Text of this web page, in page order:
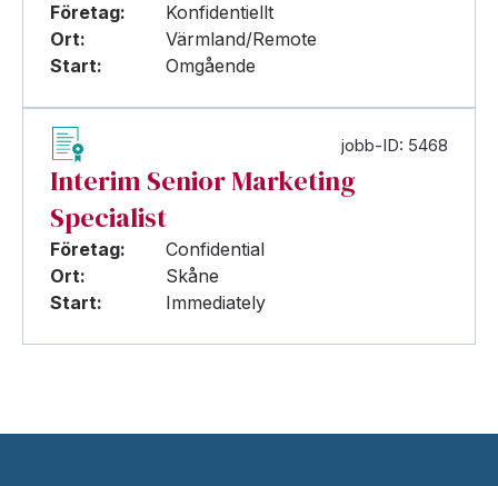
Företag:
Konfidentiellt
Ort:
Värmland/Remote
Start:
Omgående
jobb-ID: 5468
Interim Senior Marketing
Specialist
Företag:
Confidential
Ort:
Skåne
Start:
Immediately